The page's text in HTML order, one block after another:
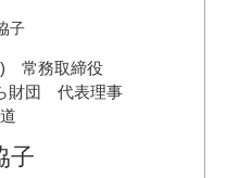
) 常務取締役
財団 代表理事
道
子